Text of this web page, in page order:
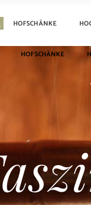
HOFSCHÄNKE
HOFSCHÄNKE